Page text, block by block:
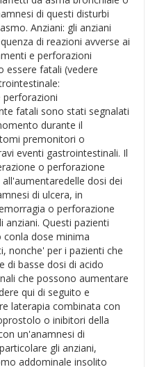
di questi disturbi
Anziani: gli anziani
di reazioni avverse ai
e perforazioni
essere fatali (vedere
perforazioni
fatali sono stati segnalati
durante il
premonitori o
eventi gastrointestinali. Il
o perforazione
dosi dei
di ulcera, in
o perforazione
anziani. Questi pazienti
dose minima
nonche' per i pazienti che
di basse dosi di acido
che possono aumentare
qui di seguito e
laterapia combinata con
o inibitori della
un'anamnesi di
gli anziani,
addominale insolito